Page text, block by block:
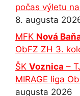
počas výletu na
8. augusta
MFK Nová
ObFZ ZH 3.
ŠK Voznica –
MIRAGE liga
augusta 2026